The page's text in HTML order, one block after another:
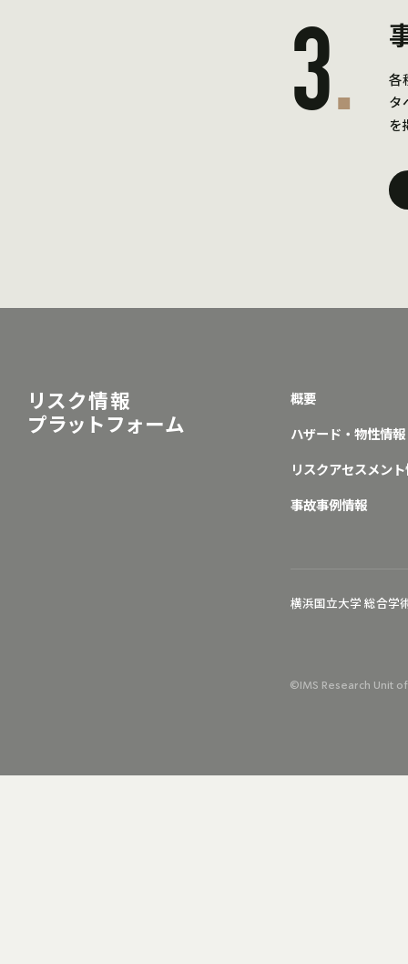
3.
各
タ
を
リスク情報
プラットフォーム
概要
ハザード・物性情
リスクアセスメン
事故事例情報
横浜国立大学 総合学
©IMS Research Unit